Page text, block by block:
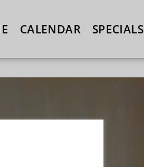
CALENDAR SPECIALS